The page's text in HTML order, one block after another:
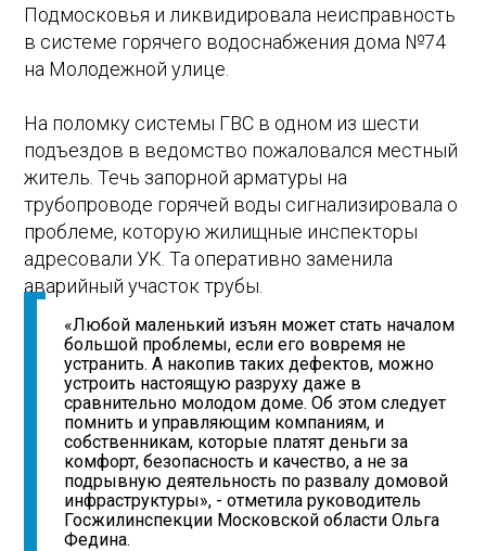
Подмосковья и ликвидировала неисправность
в системе горячего водоснабжения дома №74
на Молодежной улице.
На поломку системы ГВС в одном из шести
подъездов в ведомство пожаловался местный
житель. Течь запорной арматуры на
трубопроводе горячей воды сигнализировала о
проблеме, которую жилищные инспекторы
адресовали УК. Та оперативно заменила
аварийный участок трубы.
«Любой маленький изъян может стать началом
большой проблемы, если его вовремя не
устранить. А накопив таких дефектов, можно
устроить настоящую разруху даже в
сравнительно молодом доме. Об этом следует
помнить и управляющим компаниям, и
собственникам, которые платят деньги за
комфорт, безопасность и качество, а не за
подрывную деятельность по развалу домовой
инфраструктуры», - отметила руководитель
Госжилинспекции Московской области Ольга
Федина.